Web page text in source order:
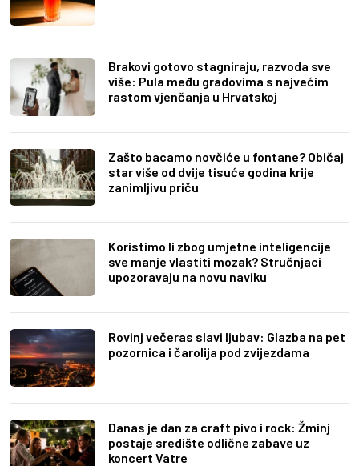
Brakovi gotovo stagniraju, razvoda sve
više: Pula među gradovima s najvećim
rastom vjenčanja u Hrvatskoj
Zašto bacamo novčiće u fontane? Običaj
star više od dvije tisuće godina krije
zanimljivu priču
Koristimo li zbog umjetne inteligencije
sve manje vlastiti mozak? Stručnjaci
upozoravaju na novu naviku
Rovinj večeras slavi ljubav: Glazba na pet
pozornica i čarolija pod zvijezdama
Danas je dan za craft pivo i rock: Žminj
postaje središte odlične zabave uz
koncert Vatre